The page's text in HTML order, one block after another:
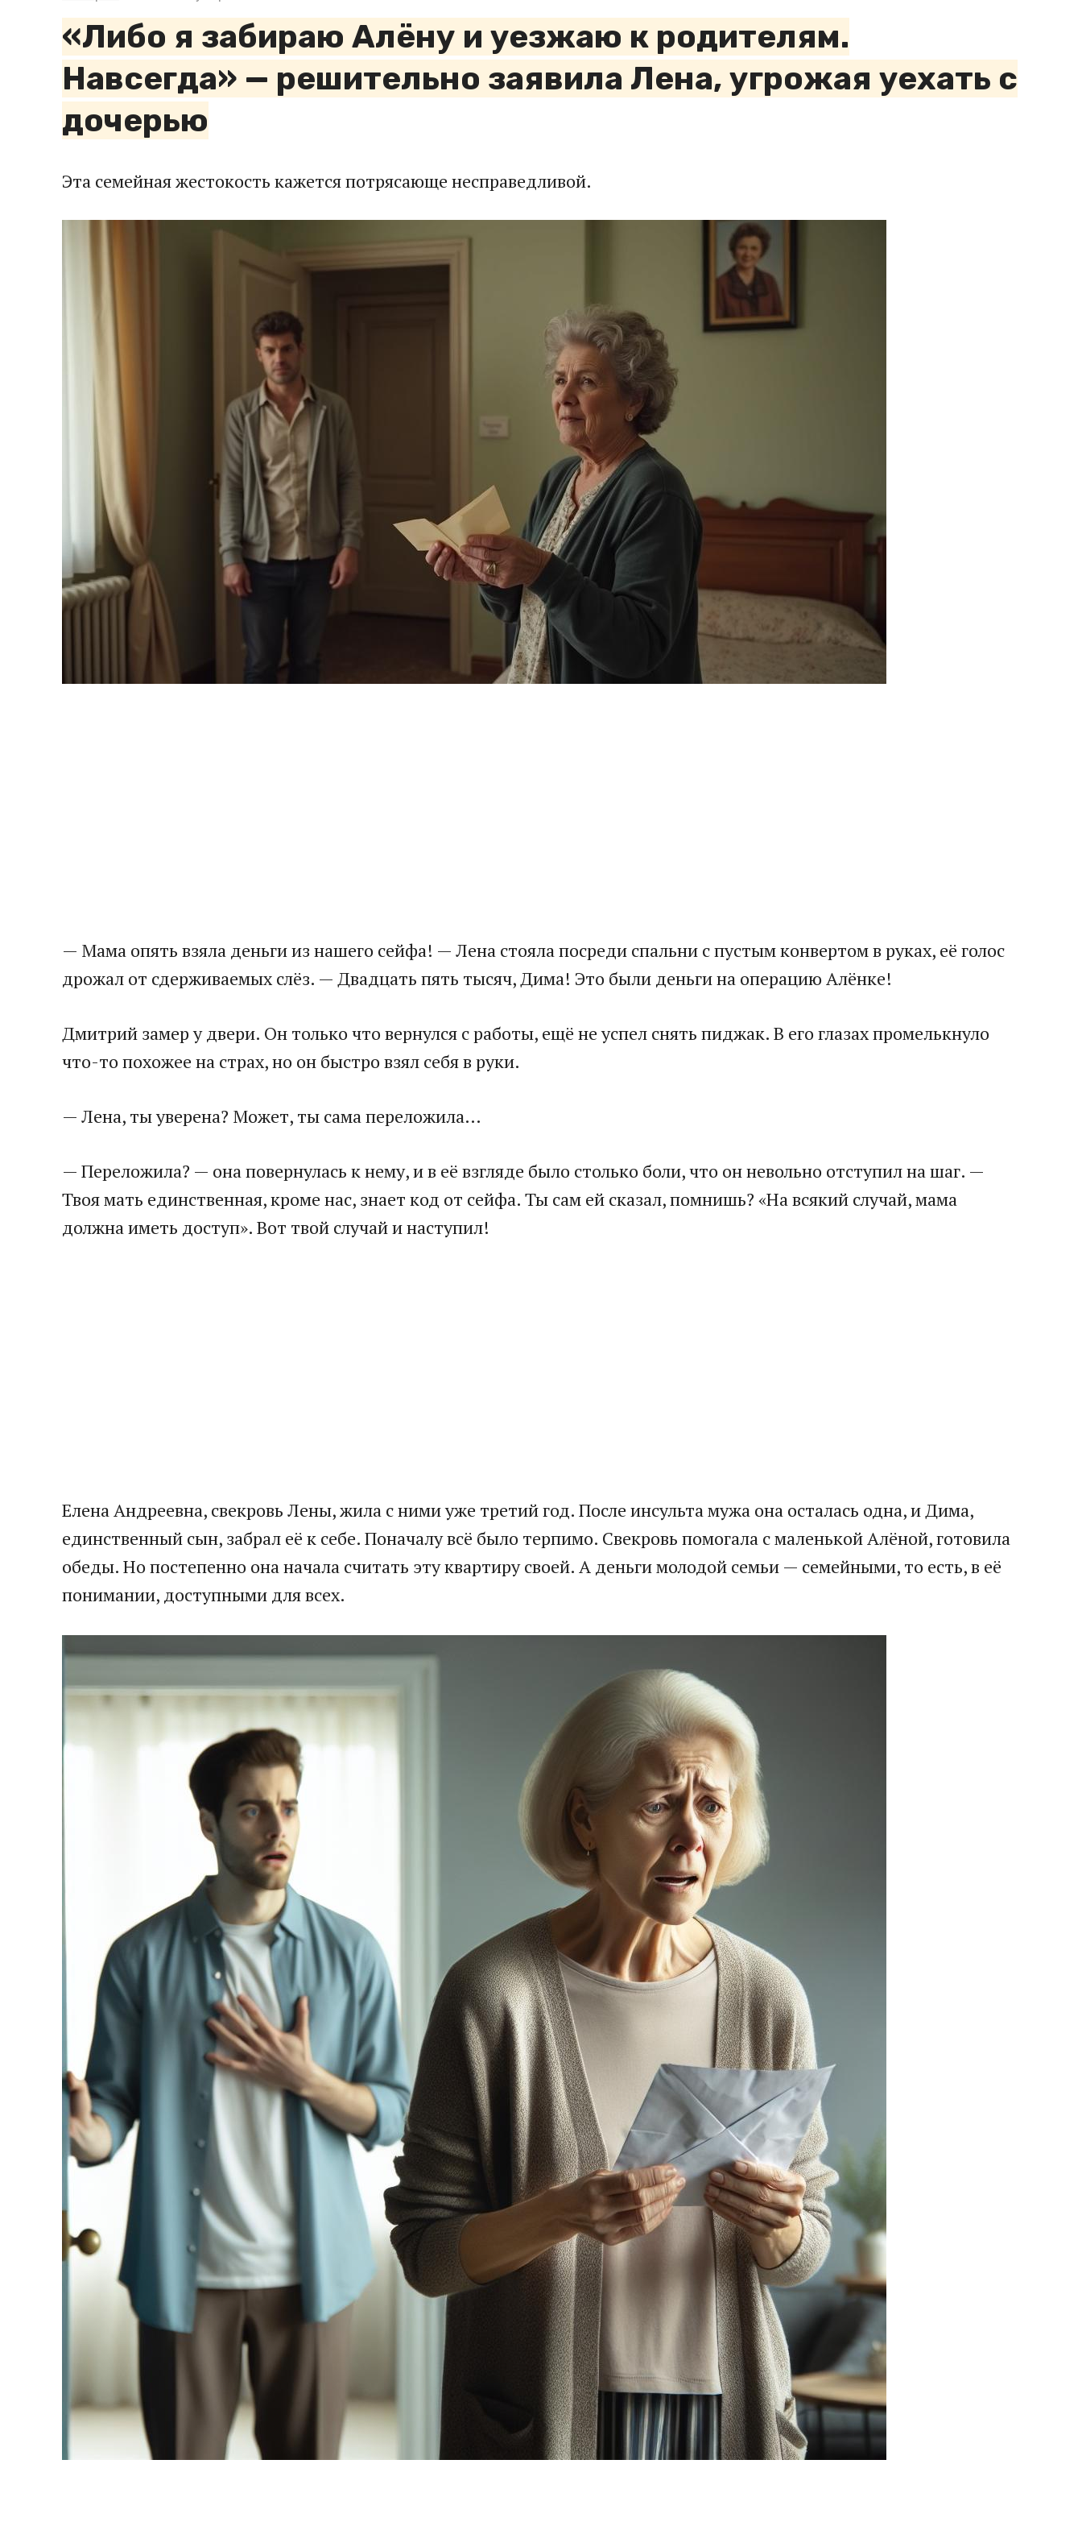
«Либо я забираю Алёну и уезжаю к родителям.
Навсегда» — решительно заявила Лена, угрожая уехать с
дочерью
Эта семейная жестокость кажется потрясающе несправедливой.
— Мама опять взяла деньги из нашего сейфа! — Лена стояла посреди спальни с пустым конвертом в руках, её голос
дрожал от сдерживаемых слёз. — Двадцать пять тысяч, Дима! Это были деньги на операцию Алёнке!
Дмитрий замер у двери. Он только что вернулся с работы, ещё не успел снять пиджак. В его глазах промелькнуло
что-то похожее на страх, но он быстро взял себя в руки.
— Лена, ты уверена? Может, ты сама переложила…
— Переложила? — она повернулась к нему, и в её взгляде было столько боли, что он невольно отступил на шаг. —
Твоя мать единственная, кроме нас, знает код от сейфа. Ты сам ей сказал, помнишь? «На всякий случай, мама
должна иметь доступ». Вот твой случай и наступил!
Елена Андреевна, свекровь Лены, жила с ними уже третий год. После инсульта мужа она осталась одна, и Дима,
единственный сын, забрал её к себе. Поначалу всё было терпимо. Свекровь помогала с маленькой Алёной, готовила
обеды. Но постепенно она начала считать эту квартиру своей. А деньги молодой семьи — семейными, то есть, в её
понимании, доступными для всех.